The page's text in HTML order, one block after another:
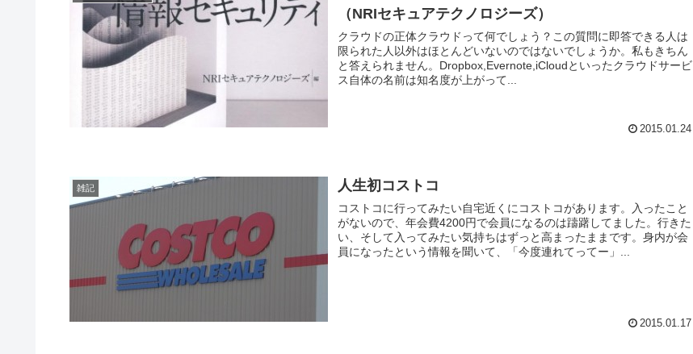
（NRIセキュアテクノロジーズ）
クラウドの正体クラウドって何でしょう？この質問に即答できる人は
限られた人以外はほとんどいないのではないでしょうか。私もきちん
と答えられません。Dropbox,Evernote,iCloudといったクラウドサービ
ス自体の名前は知名度が上がって...
2015.01.24
雑記 人生初コストコ
コストコに行ってみたい自宅近くにコストコがあります。入ったこと
がないので、年会費4200円で会員になるのは躊躇してました。行きた
い、そして入ってみたい気持ちはずっと高まったままです。身内が会
員になったという情報を聞いて、「今度連れてってー」...
2015.01.17